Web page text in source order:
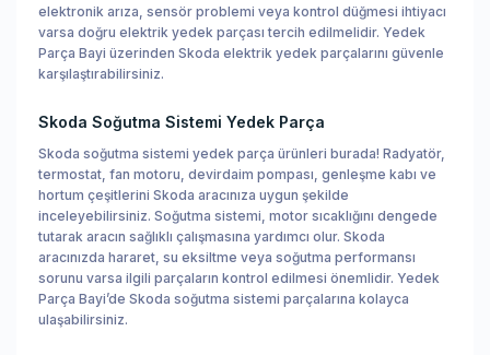
elektronik arıza, sensör problemi veya kontrol düğmesi ihtiyacı
varsa doğru elektrik yedek parçası tercih edilmelidir. Yedek
Parça Bayi üzerinden Skoda elektrik yedek parçalarını güvenle
karşılaştırabilirsiniz.
Skoda Soğutma Sistemi Yedek Parça
Skoda soğutma sistemi yedek parça ürünleri burada! Radyatör,
termostat, fan motoru, devirdaim pompası, genleşme kabı ve
hortum çeşitlerini Skoda aracınıza uygun şekilde
inceleyebilirsiniz. Soğutma sistemi, motor sıcaklığını dengede
tutarak aracın sağlıklı çalışmasına yardımcı olur. Skoda
aracınızda hararet, su eksiltme veya soğutma performansı
sorunu varsa ilgili parçaların kontrol edilmesi önemlidir. Yedek
Parça Bayi’de Skoda soğutma sistemi parçalarına kolayca
ulaşabilirsiniz.